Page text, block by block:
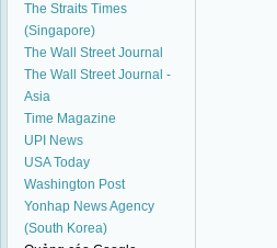
The Straits Times
(Singapore)
The Wall Street Journal
The Wall Street Journal -
Asia
Time Magazine
UPI News
USA Today
Washington Post
Yonhap News Agency
(South Korea)